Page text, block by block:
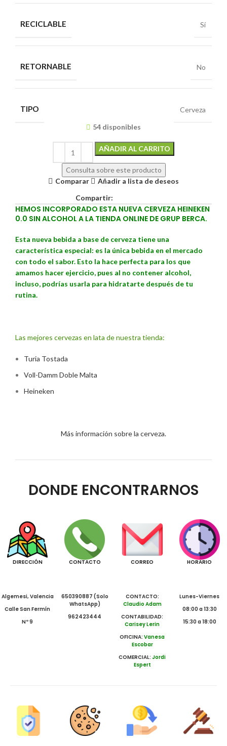
RECICLABLE Sí
RETORNABLE No
TIPO Cerveza
54 disponibles
AÑADIR AL CARRITO
Consulta sobre este producto
Comparar
Añadir a lista de deseos
Compartir:
HEMOS INCORPORADO ESTA NUEVA CERVEZA HEINEKEN
0.0 SIN ALCOHOL A LA TIENDA ONLINE DE GRUP BERCA.
Esta nueva bebida a base de cerveza tiene una
característica especial: es la única bebida en el mercado
con todo el sabor. Esto la hace perfecta para los que
amamos hacer ejercicio, pues al no contener alcohol,
incluso, podrías usarla para hidratarte después de tu
rutina.
Las mejores cervezas en lata de nuestra tienda:
Turia Tostada
Voll-Damm Doble Malta
Heineken
Más información sobre la cerveza.
DONDE ENCONTRARNOS
DIRECCIÓN
Algemesi, Valencia
Calle San Fermín
Nº 9
CONTACTO
650390887 (Solo
WhatsApp)
962423444
CORREO
CONTACTO:
Claudio Adam
CONTABILIDAD:
Carisey Lerin
OFICINA:Vanesa
Escobar
COMERCIAL:Jordi
Espert
HORARIO
Lunes-Viernes
08:00 a 13:30
15:30 a 18:00